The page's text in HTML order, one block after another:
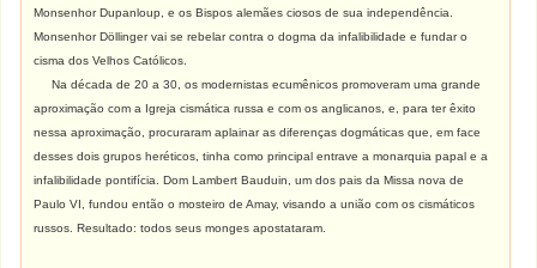
Monsenhor Dupanloup, e os Bispos alemães ciosos de sua independência.
Monsenhor Döllinger vai se rebelar contra o dogma da infalibilidade e fundar o
cisma dos Velhos Católicos.
Na década de 20 a 30, os modernistas ecumênicos promoveram uma grande
aproximação com a Igreja cismática russa e com os anglicanos, e, para ter êxito
nessa aproximação, procuraram aplainar as diferenças dogmáticas que, em face
desses dois grupos heréticos, tinha como principal entrave a monarquia papal e a
infalibilidade pontifícia. Dom Lambert Bauduin, um dos pais da Missa nova de
Paulo VI, fundou então o mosteiro de Amay, visando a união com os cismáticos
russos. Resultado: todos seus monges apostataram.